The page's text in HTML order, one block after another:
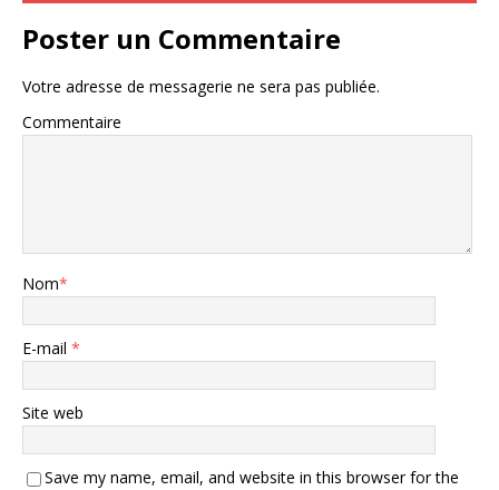
Poster un Commentaire
Votre adresse de messagerie ne sera pas publiée.
Commentaire
Nom*
E-mail *
Site web
Save my name, email, and website in this browser for the